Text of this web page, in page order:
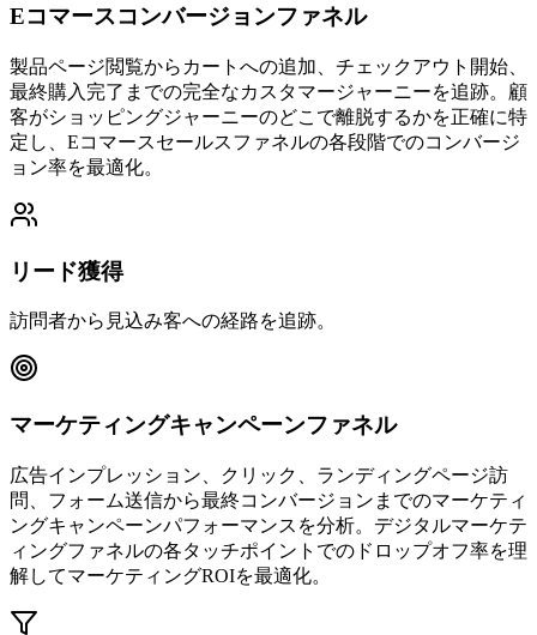
Eコマースコンバージョンファネル
製品ページ閲覧からカートへの追加、チェックアウト開始、
最終購入完了までの完全なカスタマージャーニーを追跡。顧
客がショッピングジャーニーのどこで離脱するかを正確に特
定し、Eコマースセールスファネルの各段階でのコンバージ
ョン率を最適化。
リード獲得
訪問者から見込み客への経路を追跡。
マーケティングキャンペーンファネル
広告インプレッション、クリック、ランディングページ訪
問、フォーム送信から最終コンバージョンまでのマーケティ
ングキャンペーンパフォーマンスを分析。デジタルマーケテ
ィングファネルの各タッチポイントでのドロップオフ率を理
解してマーケティングROIを最適化。